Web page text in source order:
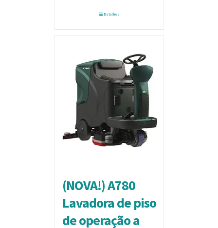
Detalhes
(NOVA!) A780
Lavadora de piso
de operação a